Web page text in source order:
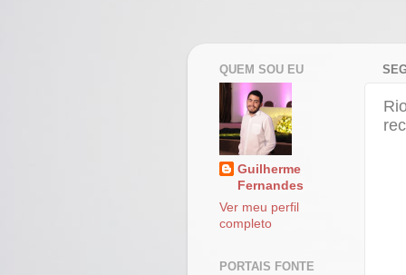
QUEM SOU EU
Guilherme
Fernandes
Ver meu perfil
completo
PORTAIS FONTE